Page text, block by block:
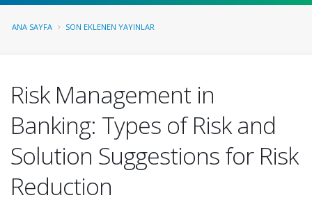
ANA SAYFA SON EKLENEN YAYINLAR
Risk Management in
Banking: Types of Risk and
Solution Suggestions for Risk
Reduction